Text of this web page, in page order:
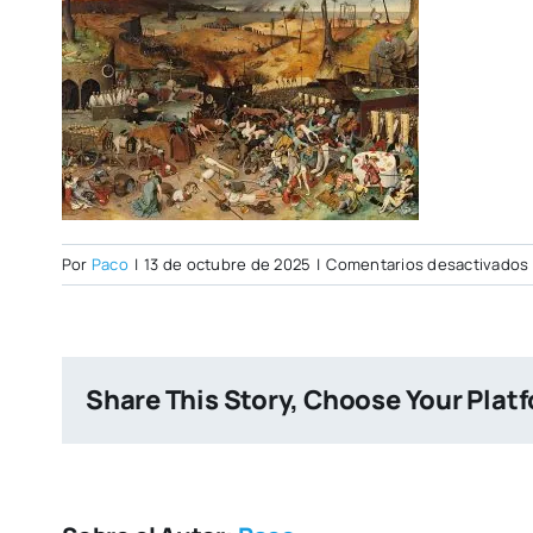
Por Paco | 13 de octubre de 2025 | Comentarios desactivados
Share This Story, Choose Your